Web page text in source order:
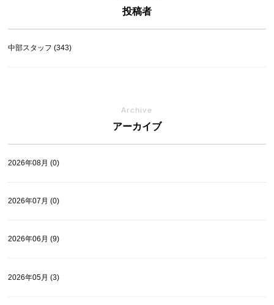
投稿者
中部スタッフ (343)
Archive
アーカイブ
2026年08月 (0)
2026年07月 (0)
2026年06月 (9)
2026年05月 (3)